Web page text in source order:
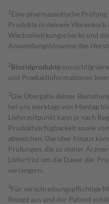
1 Eine pharmazeutische
Produkte in deinem
Wechselwirkungschecks und
Anwendungshinweise des
2Biozidproduktevorsichtig
und Produktinformationen
3Die Übergabe deiner
bei uns werktags von Montag
Lieferzeitpunkt kann je nach
Produktverfügbarkeit sowie
abweichen. Darüber hinaus
Prüfungen, die zu deiner
Lieferfrist um die Dauer der
verlängern.
4Für verschreibungspflichtige
Rezept aus und der Patient